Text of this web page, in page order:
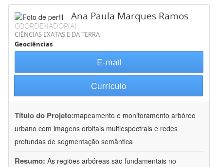
Ana Paula Marques Ramos
COORDENADOR(A)
CIÊNCIAS EXATAS E DA TERRA
Geociências
E-mail
Currículo
Título do Projeto:mapeamento e monitoramento arbóreo
urbano com imagens orbitais multiespectrais e redes
profundas de segmentação semântica
Resumo: As regiões arbóreas são fundamentais no